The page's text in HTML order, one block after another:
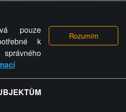
které se toto opatření provozovatele
umístila fotografii nebo video na
odstranění fotografie, videa nebo
okolnost uplatnit vůči
nárok na náhradu škody nebo
újmy.
není zvrácenej. To jen
pouze
k